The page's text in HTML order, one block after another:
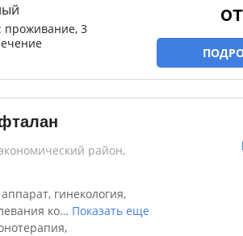
проживание, 3
район,
гинекология,
ко… Показать еще